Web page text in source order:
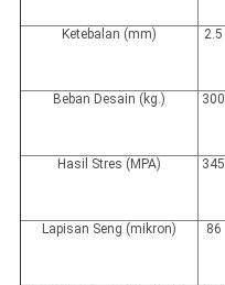
Ketebalan (mm) 2.5
Beban Desain (kg.) 300
Hasil Stres (MPA) 345
Lapisan Seng (mikron) 86